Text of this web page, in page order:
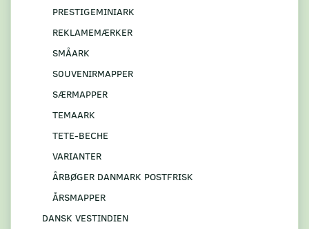
PRESTIGEMINIARK
REKLAMEMÆRKER
SMÅARK
S0UVENIRMAPPER
SÆRMAPPER
TEMAARK
TETE-BECHE
VARIANTER
ÅRBØGER DANMARK POSTFRISK
ÅRSMAPPER
DANSK VESTINDIEN